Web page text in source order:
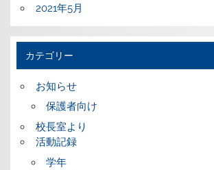
2021年5月
カテゴリー
お知らせ
保護者向け
校長室より
活動記録
学年